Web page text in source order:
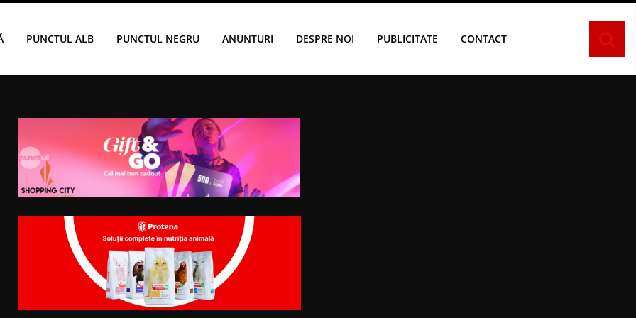
PUNCTUL ALB PUNCTUL NEGRU ANUNTURI DESPRE NOI PUBLICITATE CONTACT